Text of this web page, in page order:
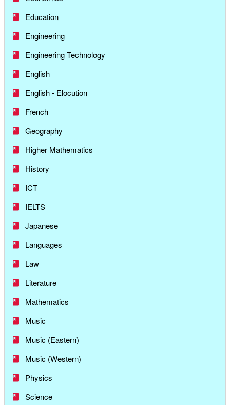
Education
Engineering
Engineering Technology
English
English - Elocution
French
Geography
Higher Mathematics
History
ICT
IELTS
Japanese
Languages
Law
Literature
Mathematics
Music
Music (Eastern)
Music (Western)
Physics
Science